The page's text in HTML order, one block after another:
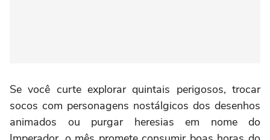
Se você curte explorar quintais perigosos, trocar
socos com personagens nostálgicos dos desenhos
animados ou purgar heresias em nome do